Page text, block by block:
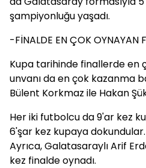
şampiyonluğu yaşadı.
-FİNALDE EN ÇOK OYNAYAN
Kupa tarihinde finallerde en
unvanı da en çok kazanma
Bülent Korkmaz ile Hakan
Her iki futbolcu da 9'ar kez
6'şar kez kupaya dokundular.
Ayrıca, Galatasaraylı Arif
kez finalde oynadı.